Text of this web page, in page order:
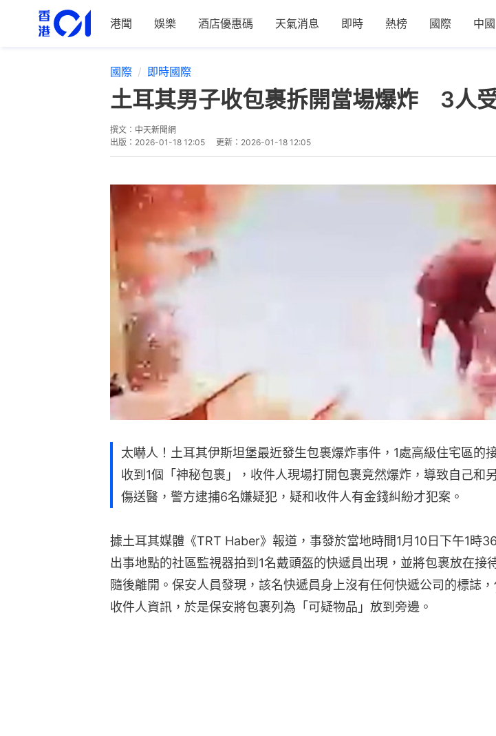
港聞 娛樂 酒店優惠碼 天氣消息 即時 熱榜 國際 中國
國際 即時國際
土耳其男子收包裹拆開當場爆炸 3人
撰文： 中天新聞網
出版： 2026-01-18 12:05 更新： 2026-01-18 12:05
太嚇人！土耳其伊斯坦堡最近發生包裹爆炸事件，1處高級住宅區的
收到1個「神秘包裹」，收件人現場打開包裹竟然爆炸，導致自己和
傷送醫，警方逮捕6名嫌疑犯，疑和收件人有金錢糾紛才犯案。
據土耳其媒體《TRT Haber》報道，事發於當地時間1月10日下午1時36
出事地點的社區監視器拍到1名戴頭盔的快遞員出現，並將包裹放在接
隨後離開。保安人員發現，該名快遞員身上沒有任何快遞公司的標誌
收件人資訊，於是保安將包裹列為「可疑物品」放到旁邊。